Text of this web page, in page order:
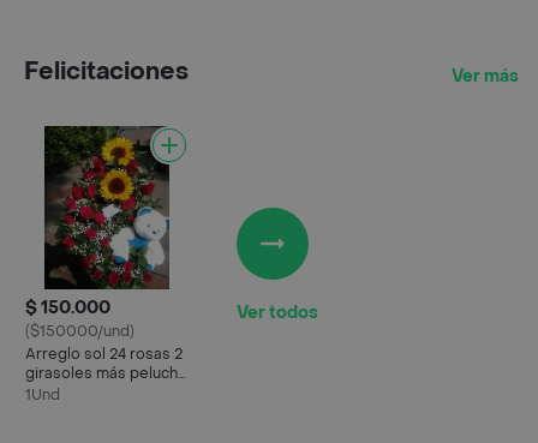
Felicitaciones Ver más
$ 150.000
($150000/und)
Arreglo sol 24 rosas 2
girasoles más peluche
disponible
1Und
Ver todos